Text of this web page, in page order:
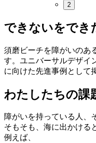
2
できないをでき
須磨ビーチを障がいのあ
す。ユニバーサルデザイ
に向けた先進事例として
わたしたちの課
障がいを持っている人、
そもそも、海に出かける
例えば、